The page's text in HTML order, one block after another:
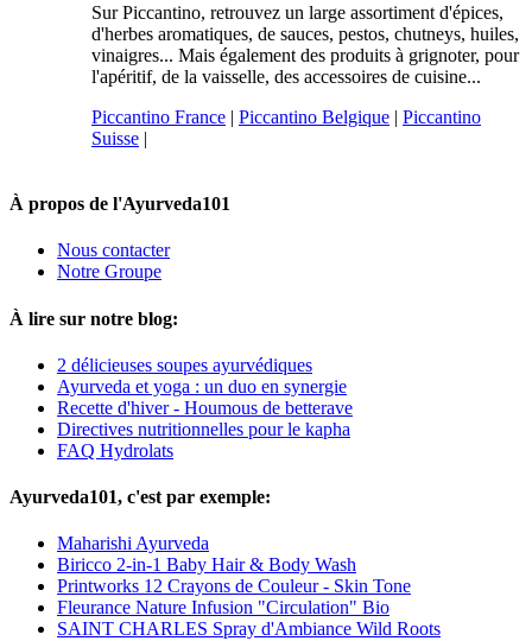
Sur Piccantino, retrouvez un large assortiment d'épices,
d'herbes aromatiques, de sauces, pestos, chutneys, huiles,
vinaigres... Mais également des produits à grignoter, pour
l'apéritif, de la vaisselle, des accessoires de cuisine...
Piccantino France | Piccantino Belgique | Piccantino
Suisse |
À propos de l'Ayurveda101
Nous contacter
Notre Groupe
À lire sur notre blog:
2 délicieuses soupes ayurvédiques
Ayurveda et yoga : un duo en synergie
Recette d'hiver - Houmous de betterave
Directives nutritionnelles pour le kapha
FAQ Hydrolats
Ayurveda101, c'est par exemple:
Maharishi Ayurveda
Biricco 2-in-1 Baby Hair & Body Wash
Printworks 12 Crayons de Couleur - Skin Tone
Fleurance Nature Infusion "Circulation" Bio
SAINT CHARLES Spray d'Ambiance Wild Roots